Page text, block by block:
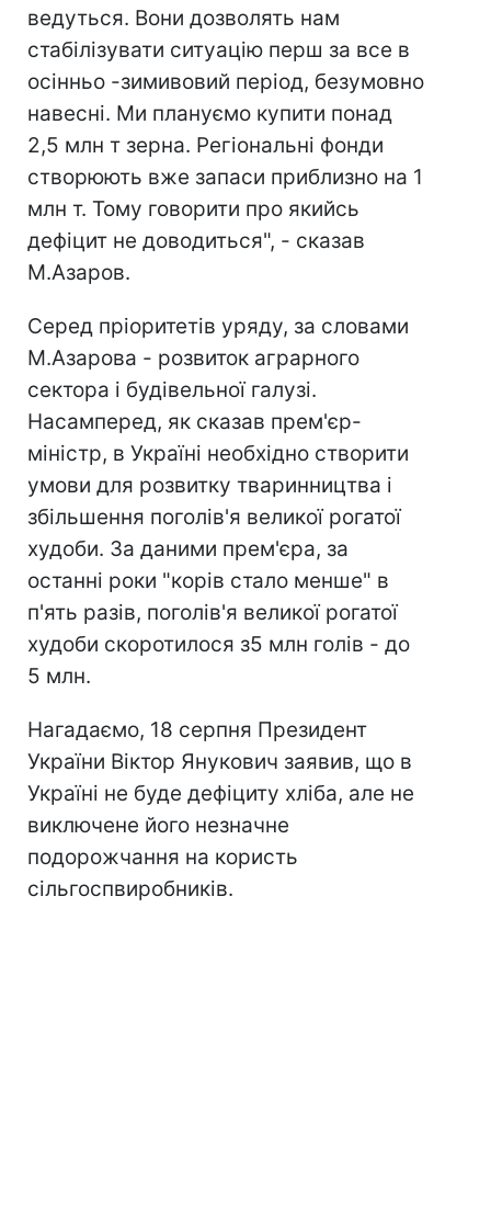
ведуться. Вони дозволять нам
стабілізувати ситуацію перш за все в
осінньо -зимивовий період, безумовно
навесні. Ми плануємо купити понад
2,5 млн т зерна. Регіональні фонди
створюють вже запаси приблизно на 1
млн т. Тому говорити про якийсь
дефіцит не доводиться", - сказав
М.Азаров.
Серед пріоритетів уряду, за словами
М.Азарова - розвиток аграрного
сектора і будівельної галузі.
Насамперед, як сказав прем'єр-
міністр, в Україні необхідно створити
умови для розвитку тваринництва і
збільшення поголів'я великої рогатої
худоби. За даними прем'єра, за
останні роки "корів стало менше" в
п'ять разів, поголів'я великої рогатої
худоби скоротилося з5 млн голів - до
5 млн.
Нагадаємо, 18 серпня Президент
України Віктор Янукович заявив, що в
Україні не буде дефіциту хліба, але не
виключене його незначне
подорожчання на користь
сільгоспвиробників.